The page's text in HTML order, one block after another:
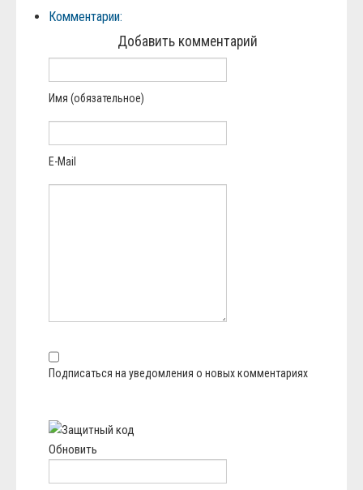
Комментарии:
Добавить комментарий
Имя (обязательное)
E-Mail
Подписаться на уведомления о новых комментариях
Обновить